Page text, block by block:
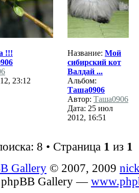
!!!
23:12
Название: Мой
сибирский кот
Валдай ...
Альбом:
Таша0906
Автор: Таша0906
Дата: 25 июл
2012, 16:51
8 • Страница 1 из 1
Gallery © 2007, 2009
phpBB Gallery —